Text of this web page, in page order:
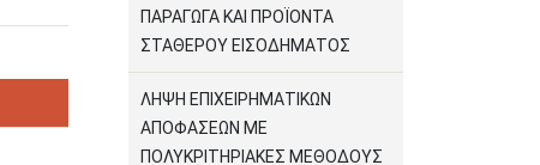
ΠΑΡΑΓΩΓΑ ΚΑΙ ΠΡΟΪΟΝΤΑ
ΣΤΑΘΕΡΟΥ ΕΙΣΟΔΗΜΑΤΟΣ
ΛΗΨΗ ΕΠΙΧΕΙΡΗΜΑΤΙΚΩΝ
ΑΠΟΦΑΣΕΩΝ ΜΕ
ΠΟΛΥΚΡΙΤΗΡΙΑΚΕΣ ΜΕΘΟΔΟΥΣ